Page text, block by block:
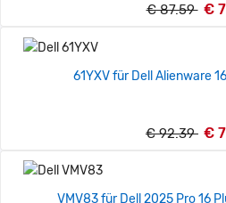
€ 87.59 €
61YXV für Dell Alienware
€ 92.39 €
VMV83 für Dell 2025 Pro 16